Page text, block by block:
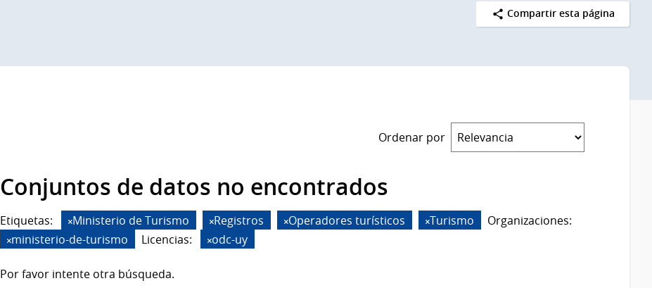
Compartir esta página
Ordenar por
Conjuntos de datos no encontrados
Etiquetas: Ministerio de Turismo Registros Operadores turísticos Turismo
Organizaciones:
ministerio-de-turismo
Licencias: odc-uy
Por favor intente otra búsqueda.